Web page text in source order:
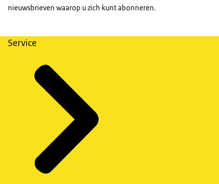
nieuwsbrieven waarop u zich kunt abonneren.
Service